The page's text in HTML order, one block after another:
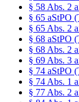
§ 58 Abs. 2
§ 65 aStPO
§ 65 Abs. 2
§ 68 aStPO
§ 68 Abs. 2
§ 69 Abs. 3
§ 74 aStPO
§ 74 Abs. 1
§ 77 Abs. 2